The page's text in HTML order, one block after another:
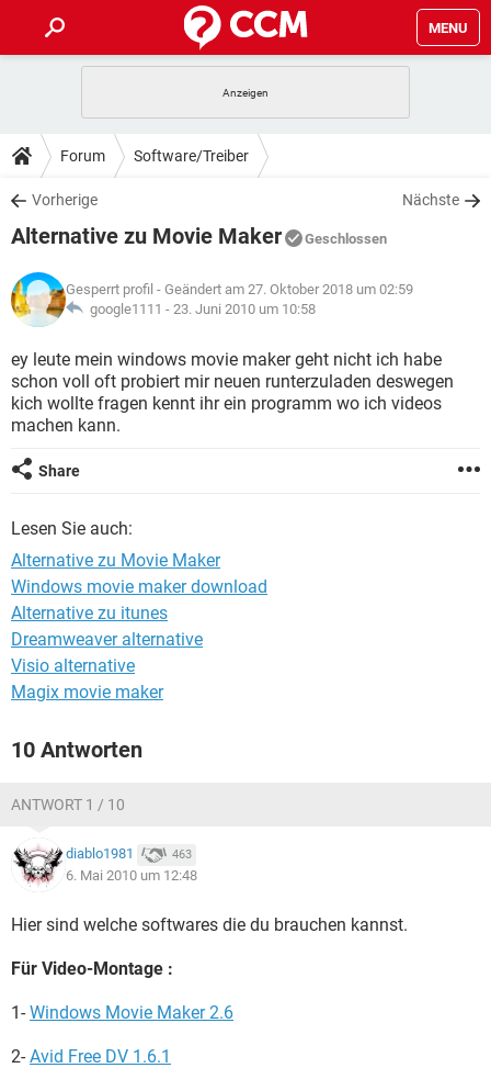
MENU
ANDROID IOS
WINDOWS 10
WHATSAPP TIKTOK
FACEBOOK
TIPPS & TRICKS
SPIELE
WHATSAPP TIKTOK
FACEBOOK
DOWNLOADS
SPIELE STREAMING
ANDROID
WINDOWS 10 INSTAGRAM
WHATSAPP TIKTOK
FACEBOOK HARDWARE
SPIELE STREAMING
ANDROID
WINDOWS 10 INSTAGRAM
WHATSAPP TIKTOK
LEXIKON
SPIELE STREAMING
ANDROID IOS
WINDOWS 10
WHATSAPP
Forum Software/Treiber
Vorherige Nächste
Alternative zu Movie Maker Geschlossen
Gesperrt profil - Geändert am 27. Oktober 2018 um 02:59
google1111 - 23. Juni 2010 um 10:58
ey leute mein windows movie maker geht nicht ich habe
schon voll oft probiert mir neuen runterzuladen deswegen
kich wollte fragen kennt ihr ein programm wo ich videos
machen kann.
Share
Lesen Sie auch:
Alternative zu Movie Maker
Windows movie maker download
Alternative zu itunes
Dreamweaver alternative
Visio alternative
Magix movie maker
10 Antworten
ANTWORT 1 / 10
diablo1981 463
6. Mai 2010 um 12:48
Hier sind welche softwares die du brauchen kannst.
Für Video-Montage :
1- Windows Movie Maker 2.6
2- Avid Free DV 1.6.1